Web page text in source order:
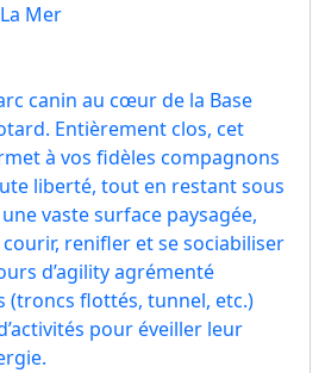
Mer
canin au cœur de la Base
Entièrement clos, cet
à vos fidèles compagnons
liberté, tout en restant sous
vaste surface paysagée,
renifler et se sociabiliser
d’agility agrémenté
(troncs flottés, tunnel, etc.)
pour éveiller leur